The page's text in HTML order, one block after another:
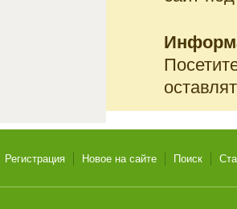
Регистрация Новое на сайте Поиск